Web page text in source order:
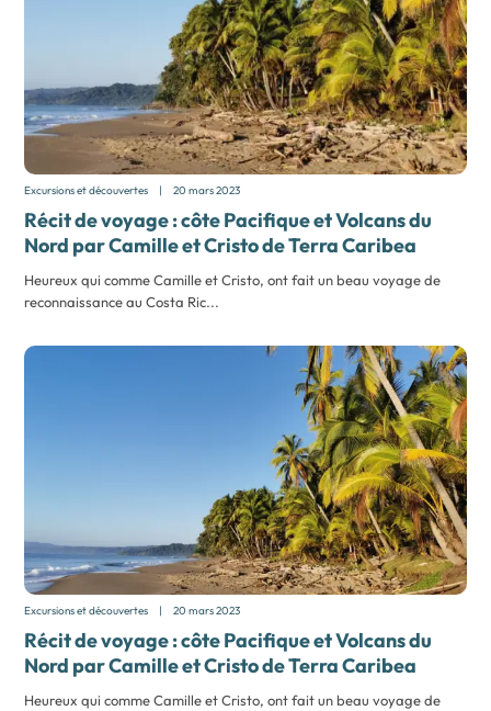
Excursions et découvertes | 20 mars 2023
Récit de voyage : côte Pacifique et Volcans du
Nord par Camille et Cristo de Terra Caribea
Heureux qui comme Camille et Cristo, ont fait un beau voyage de
reconnaissance au Costa Ric...
Excursions et découvertes | 20 mars 2023
Récit de voyage : côte Pacifique et Volcans du
Nord par Camille et Cristo de Terra Caribea
Heureux qui comme Camille et Cristo, ont fait un beau voyage de